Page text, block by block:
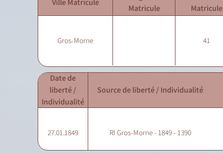
Matricule
Matricule
Gros-Morne 41
Date de
liberté /
Individualité
Source de liberté / Individualité
27.01.1849 RI Gros-Morne - 1849 - 1390